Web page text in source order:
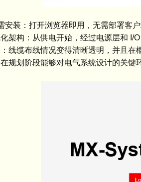
：打开浏览器即用，无需部署客户
构：从供电开始，经过电源层和 I/O
缆布线情况变得清晰透明，并且在
划阶段能够对电气系统设计的关键